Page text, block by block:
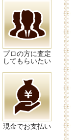
プロの方に査定
してもらいたい
現金でお支払い